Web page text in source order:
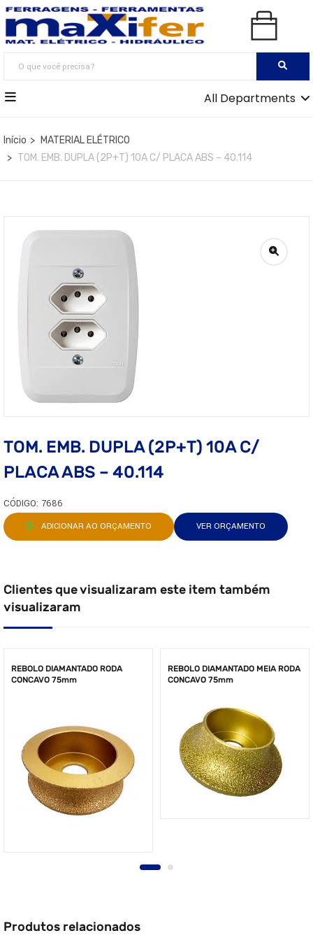
All Departments
Início
MATERIAL ELÉTRICO
TOM. EMB. DUPLA (2P+T) 10A C/ PLACA ABS – 40.114
TOM. EMB. DUPLA (2P+T) 10A C/
PLACA ABS – 40.114
CÓDIGO: 7686
ADICIONAR AO ORÇAMENTO VER ORÇAMENTO
Clientes que visualizaram este item também
visualizaram
REBOLO DIAMANTADO RODA
CONCAVO 75mm
REBOLO DIAMANTADO MEIA RODA
CONCAVO 75mm
Produtos relacionados